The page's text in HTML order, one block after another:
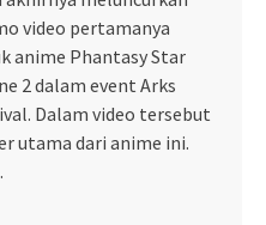
video pertamanya
anime Phantasy Star
2 dalam event Arks
Dalam video tersebut
utama dari anime ini.